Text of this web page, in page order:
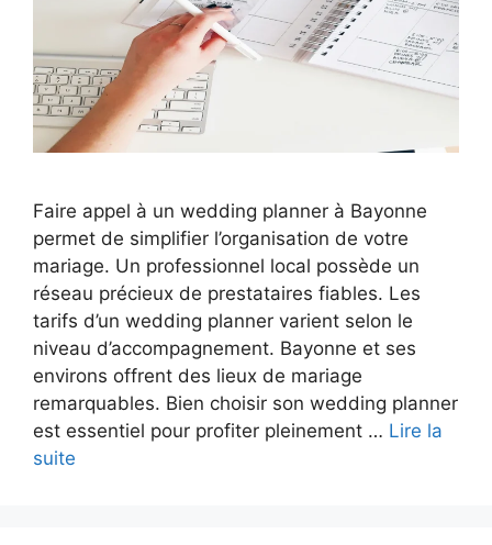
Faire appel à un wedding planner à Bayonne
permet de simplifier l’organisation de votre
mariage. Un professionnel local possède un
réseau précieux de prestataires fiables. Les
tarifs d’un wedding planner varient selon le
niveau d’accompagnement. Bayonne et ses
environs offrent des lieux de mariage
remarquables. Bien choisir son wedding planner
est essentiel pour profiter pleinement … Lire la
suite